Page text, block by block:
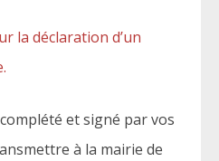
la déclaration d’un
et signé par vos
à la mairie de